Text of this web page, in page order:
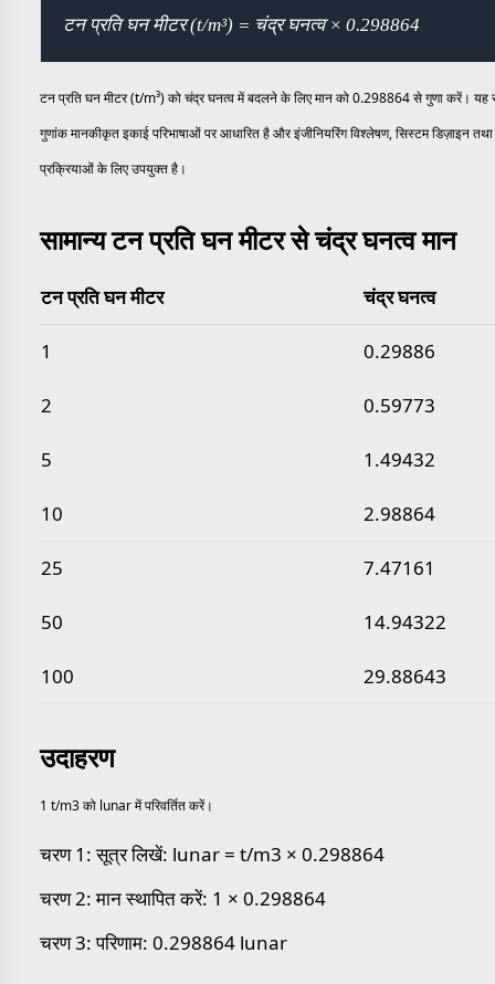
टन प्रति घन मीटर (t/m³) = चंद्र घनत्व × 0.298864
टन प्रति घन मीटर (t/m³) को चंद्र घनत्व में बदलने के लिए मान को 0.298864 से गुणा करें। यह
गुणांक मानकीकृत इकाई परिभाषाओं पर आधारित है और इंजीनियरिंग विश्लेषण, सिस्टम डिज़ाइन
प्रक्रियाओं के लिए उपयुक्त है।
सामान्य टन प्रति घन मीटर से चंद्र घनत्व मान
सामान्य टन प्रति घन मीटर से चंद्र घनत्व मान
टन प्रति घन मीटर चंद्र घनत्व
1 0.29886
2 0.59773
5 1.49432
10 2.98864
25 7.47161
50 14.94322
100 29.88643
उदाहरण
1 t/m3 को lunar में परिवर्तित करें।
चरण 1: सूत्र लिखें: lunar = t/m3 × 0.298864
चरण 2: मान स्थापित करें: 1 × 0.298864
चरण 3: परिणाम: 0.298864 lunar